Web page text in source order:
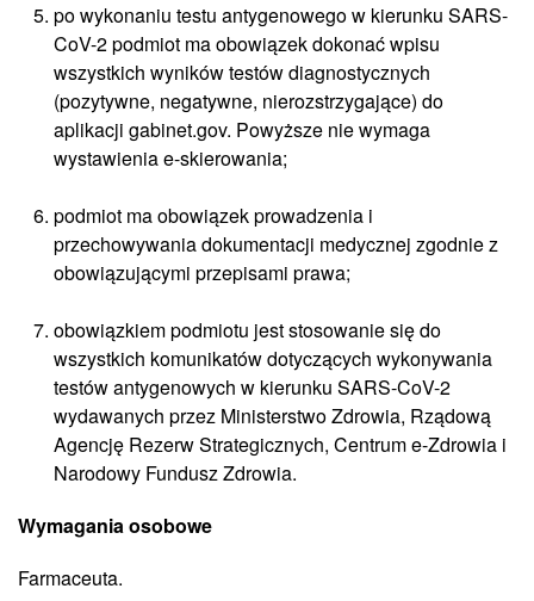
po wykonaniu testu antygenowego w kierunku SARS-
CoV-2 podmiot ma obowiązek dokonać wpisu
wszystkich wyników testów diagnostycznych
(pozytywne, negatywne, nierozstrzygające) do
aplikacji gabinet.gov. Powyższe nie wymaga
wystawienia e-skierowania;
podmiot ma obowiązek prowadzenia i
przechowywania dokumentacji medycznej zgodnie z
obowiązującymi przepisami prawa;
obowiązkiem podmiotu jest stosowanie się do
wszystkich komunikatów dotyczących wykonywania
testów antygenowych w kierunku SARS-CoV-2
wydawanych przez Ministerstwo Zdrowia, Rządową
Agencję Rezerw Strategicznych, Centrum e-Zdrowia i
Narodowy Fundusz Zdrowia.
Wymagania osobowe
Farmaceuta.